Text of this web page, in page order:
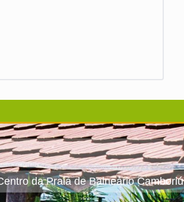
da Praia de Balneário Camboriú